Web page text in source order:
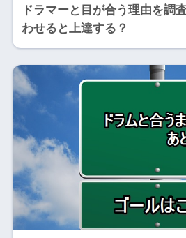
ドラマーと目が合う理由を調
わせると上達する？